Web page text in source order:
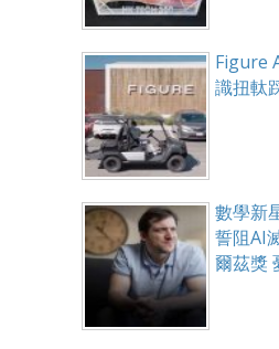
Figure
識扭軚
數學新
誓阻AI
爾茲獎